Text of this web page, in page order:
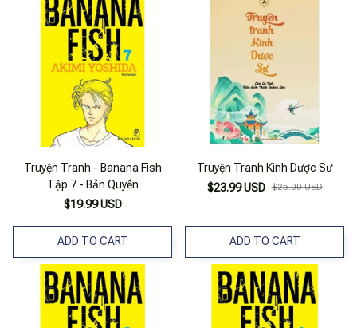
Truyện Tranh - Banana Fish
Tập 7 - Bản Quyền
$19.99 USD
ADD TO CART
Truyện Tranh Kinh Dược Sư
$23.99 USD $25.00 USD
ADD TO CART